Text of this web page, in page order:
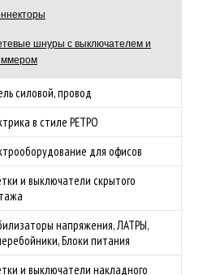
шнуры с выключателем и
силовой, провод
в стиле РЕТРО
для офисов
и выключатели скрытого
напряжения, ЛАТРЫ,
Блоки питания
и выключатели накладного